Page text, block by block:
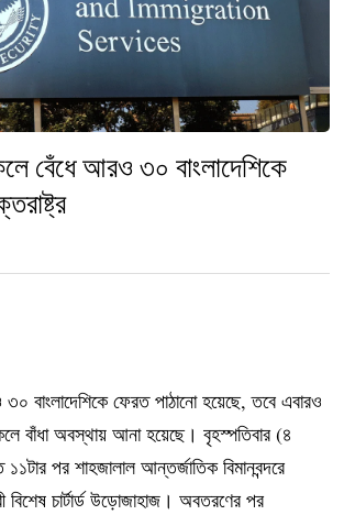
বেঁধে আরও ৩০ বাংলাদেশিকে
বাংলাদেশিকে ফেরত পাঠানো হয়েছে, তবে এবারও
বাঁধা অবস্থায় আনা হয়েছে। বৃহস্পতিবার (৪
পর শাহজালাল আন্তর্জাতিক বিমানবন্দরে
বিশেষ চার্টার্ড উড়োজাহাজ। অবতরণের পর